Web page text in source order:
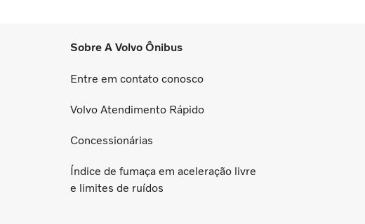
Sobre A Volvo Ônibus
Entre em contato conosco
Volvo Atendimento Rápido
Concessionárias
Índice de fumaça em aceleração livre
e limites de ruídos